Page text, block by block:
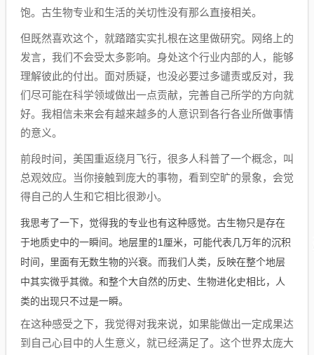
饱。古生物专业和生活的关切性没有那么直接相关。
但既然喜欢这个，就踏踏实实扎根在这里做研究。网络上的
发言，我们不会受太多影响。身处这个行业内部的人，能够
理解彼此的付出。面对质疑，也没必要过多谴责或反对，我
们尽可能在科学领域做出一点贡献，完善自己所学的方向就
好。我相信未来会有越来越多的人意识到各行各业所做事情
的意义。
前段时间，美国重返绕月飞行，很多人科普了一个概念，叫
总观效应。当你接触到庞大的事物，看到空旷的景象，会觉
得自己的人生和它相比很渺小。
我思考了一下，觉得我的专业也有这种感觉。古生物只是存在
于地质史中的一瞬间。地层里的1厘米，可能代表几万年的沉积
时间，里面有无数生物的兴衰。而我们人类，反映在整个地层
中其实微乎其微。和整个大自然的历史、生物进化史相比，人
类的出现只不过是一瞬。
在这种感受之下，我觉得对我来说，如果能做出一定成果达
到自己心目中的人生意义，就已经满足了。这个世界太庞大